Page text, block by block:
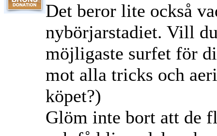
Det beror lite också
nybörjarstadiet. Vill
möjligaste surfet för
mot alla tricks och
köpet?)
Glöm inte bort att de